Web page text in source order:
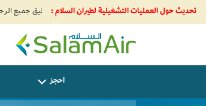
تحديث حول العمليات التشغيلية لطيران السلام :
SalamAir
احجز